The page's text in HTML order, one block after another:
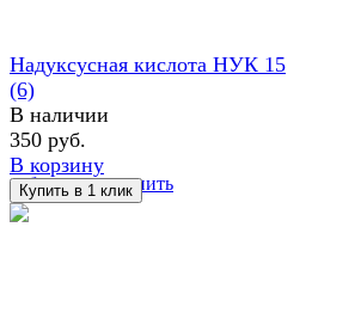
избранное сравнить
Надуксусная кислота НУК 15
(6)
В наличии
350 руб.
В корзину